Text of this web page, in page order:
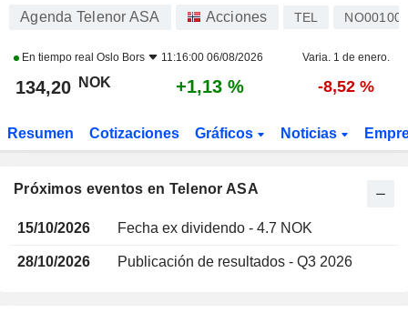
Agenda Telenor ASA Acciones TEL
En tiempo real Oslo Bors 11:16:00 06/08/2026 Varia. 1 de enero.
134,20 NOK +1,13 % -8,52 %
Resumen Cotizaciones Gráficos Noticias
Próximos eventos en Telenor ASA
15/10/2026 Fecha ex dividendo - 4.7 NOK
28/10/2026 Publicación de resultados - Q3 2026